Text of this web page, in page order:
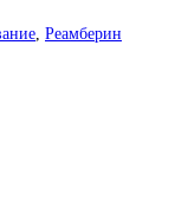
, Реамберин